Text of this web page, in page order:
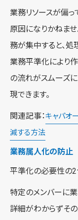
業務リソースが偏っ
原因になりかねま
務が集中すると、処
業務平準化により
の流れがスムーズ
現できます。
関連記事：キャパオ
減する方法
業務属人化の防止
平準化の必要性の2
特定のメンバーに
詳細がわからずそ